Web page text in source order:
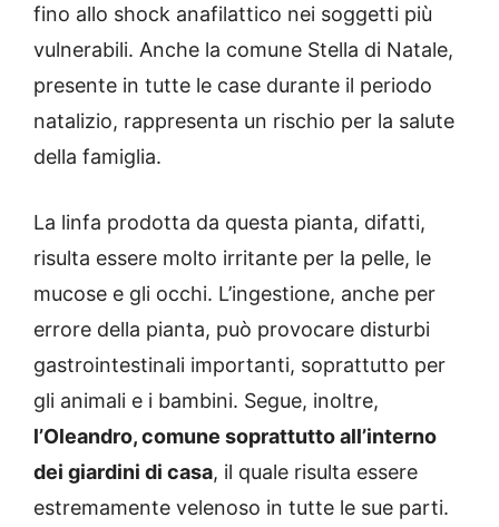
fino allo shock anafilattico nei soggetti più
vulnerabili. Anche la comune Stella di Natale,
presente in tutte le case durante il periodo
natalizio, rappresenta un rischio per la salute
della famiglia.
La linfa prodotta da questa pianta, difatti,
risulta essere molto irritante per la pelle, le
mucose e gli occhi. L’ingestione, anche per
errore della pianta, può provocare disturbi
gastrointestinali importanti, soprattutto per
gli animali e i bambini. Segue, inoltre,
l’Oleandro, comune soprattutto all’interno
dei giardini di casa, il quale risulta essere
estremamente velenoso in tutte le sue parti.